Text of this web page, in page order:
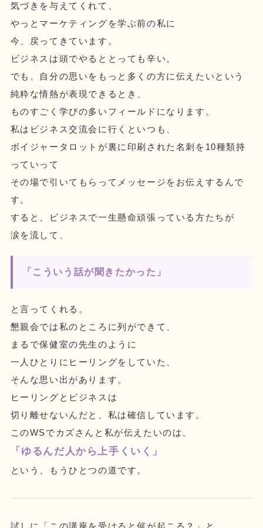
気づきを与えてくれて、
やっとマーケティングを学ぶ前の私に
今、戻ってきています。
ビジネスは頭でやるととっても辛い。
でも、自分の思いをもっと多くの方に伝えたいという
純粋な情熱が表現できるとき、
ものすごく学びの多いフィールドになります。
私はビジネス交流会に行くといつも、
ボイジャータロットが裏に印刷された名刺を10種類持
っていって
その場で引いてもらってメッセージをお伝えするんで
す。
すると、ビジネスで一生懸命頑張っている方たちが
涙を流して、
「こういう話が聞きたかった」
と言ってくれる。
懇親会では私のところに列ができて、
まるで保健室の先生のように
一人ひとりにヒーリングをしていた、
そんな思い出があります。
ヒーリングとビジネスは
切り離せないんだと、私は確信しています。
このWSでカズさんと私が伝えたいのは、
「ゆるんだ人から上手くいく」
という、もうひとつの道です。